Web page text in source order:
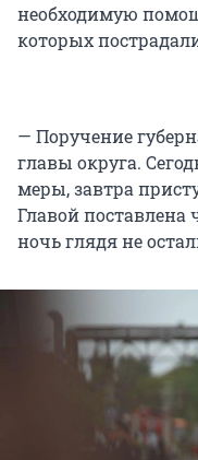
необходимую
которых
— Поручение
главы округа.
меры, завтра
Главой поставлена
ночь глядя не